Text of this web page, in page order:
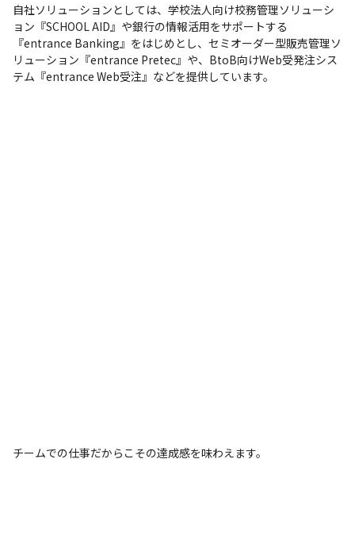
自社ソリューションとしては、学校法人向け校務管理ソリューシ
ョン『SCHOOL AID』や銀行の情報活用をサポートする
『entrance Banking』をはじめとし、セミオーダー型販売管理ソ
リューション『entrance Pretec』や、BtoB向けWeb受発注シス
テム『entrance Web受注』などを提供しています。
チームでの仕事だからこその達成感を味わえます。